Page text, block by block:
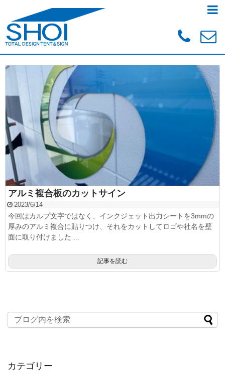
アルミ複合板のカットサイン
2023/6/14
今回はカルプ文字ではなく、インクジェット出力シートを3mmの
厚みのアルミ複合に貼りつけ、それをカットしてロゴや社名を壁
面に取り付けました ...
記事を読む
カテゴリー